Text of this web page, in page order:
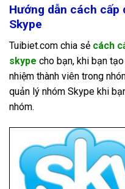
Hướng dẫn cách cấp
Skype
Tuibiet.com chia sẻ cách
skype cho bạn, khi bạn
nhiệm thành viên trong
quản lý nhóm Skype khi
nhóm.